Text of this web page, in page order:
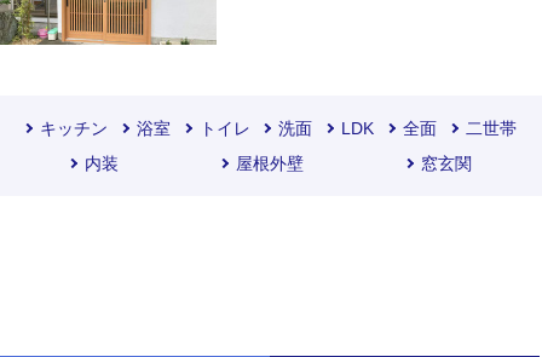
キッチン 浴室 トイレ 洗面 LDK 全面
二世帯
内装
屋根外壁 窓玄関